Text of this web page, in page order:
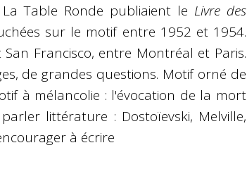
Table Ronde publiaient le Livre des
sur le motif entre 1952 et 1954.
Francisco, entre Montréal et Paris.
de grandes questions. Motif orné de
à mélancolie : l'évocation de la mort
littérature : Dostoïevski, Melville,
à écrire